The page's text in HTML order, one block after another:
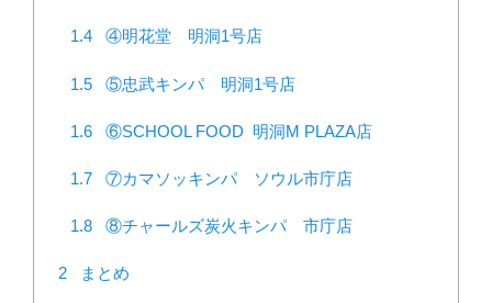
1.4 ④明花堂 明洞1号店
1.5 ⑤忠武キンパ 明洞1号店
1.6 ⑥SCHOOL FOOD 明洞M PLAZA店
1.7 ⑦カマソッキンパ ソウル市庁店
1.8 ⑧チャールズ炭火キンパ 市庁店
2 まとめ